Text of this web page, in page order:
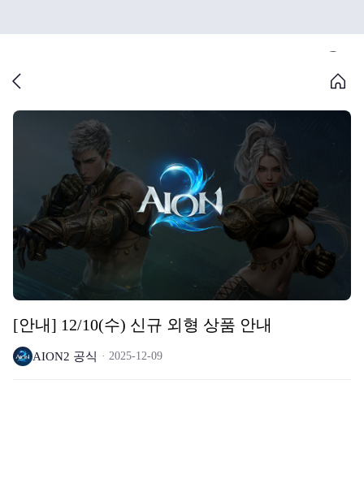
[안내] 12/10(수) 신규 외형 상품 안내
AION2 공식 2025-12-09